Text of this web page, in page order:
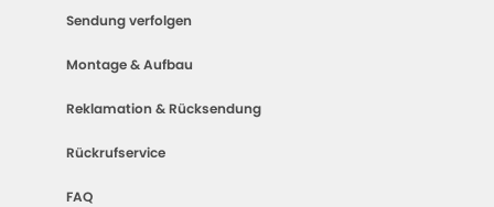
Sendung verfolgen
Montage & Aufbau
Reklamation & Rücksendung
Rückrufservice
FAQ